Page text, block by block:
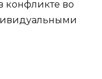
конфликте во